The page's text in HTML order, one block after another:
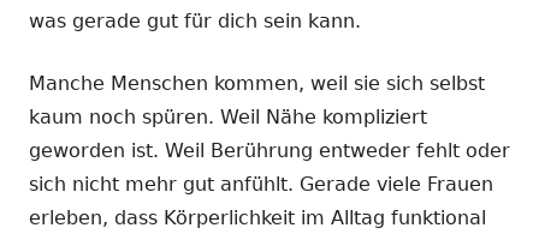
was gerade gut für dich sein kann.
Manche Menschen kommen, weil sie sich selbst
kaum noch spüren. Weil Nähe kompliziert
geworden ist. Weil Berührung entweder fehlt oder
sich nicht mehr gut anfühlt. Gerade viele Frauen
erleben, dass Körperlichkeit im Alltag funktional